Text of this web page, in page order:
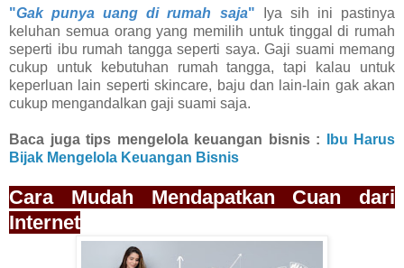
"Gak punya uang di rumah saja" Iya sih ini pastinya
keluhan semua orang yang memilih untuk tinggal di rumah
seperti ibu rumah tangga seperti saya. Gaji suami memang
cukup untuk kebutuhan rumah tangga, tapi kalau untuk
keperluan lain seperti skincare, baju dan lain-lain gak akan
cukup mengandalkan gaji suami saja.
Baca juga tips mengelola keuangan bisnis :
Ibu Harus
Bijak Mengelola Keuangan Bisnis
Cara Mudah Mendapatkan Cuan dari
Internet